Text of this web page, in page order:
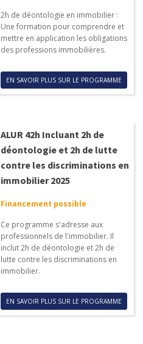
2h de déontologie en immobilier :
Une formation pour comprendre et
mettre en application les obligations
des professions immobilières.
EN SAVOIR PLUS SUR LE PROGRAMME
ALUR 42h Incluant 2h de
déontologie et 2h de lutte
contre les discriminations en
immobilier 2025
Financement possible
Ce programme s'adresse aux
professionnels de l'immobilier. Il
inclut 2h de déontologie et 2h de
lutte contre les discriminations en
immobilier.
EN SAVOIR PLUS SUR LE PROGRAMME